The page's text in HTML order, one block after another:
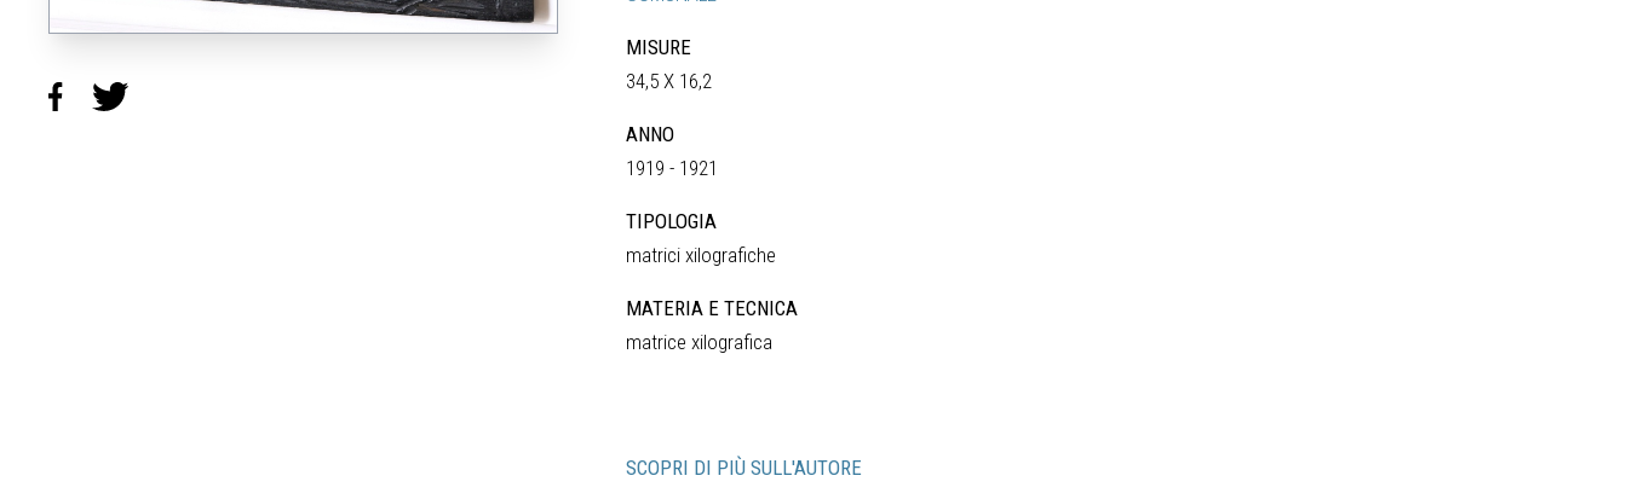
MISURE
34,5 X 16,2
ANNO
1919 - 1921
TIPOLOGIA
matrici xilografiche
MATERIA E TECNICA
matrice xilografica
SCOPRI DI PIÙ SULL'AUTORE